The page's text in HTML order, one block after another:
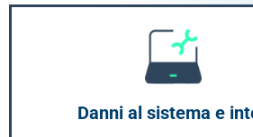
Danni al sistema e